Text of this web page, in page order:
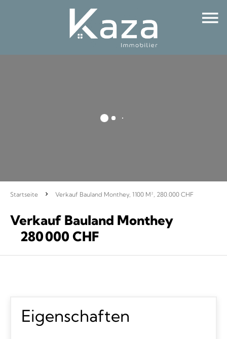
Startseite Verkauf Bauland Monthey, 1100 M², 280.000 CHF
Verkauf Bauland Monthey
280 000 CHF
Eigenschaften